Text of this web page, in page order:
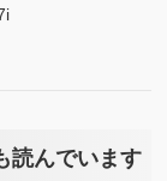
読んでいます